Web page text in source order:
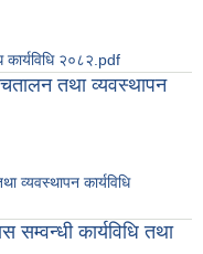
कार्यविधि २०८२.pdf
तथा व्यवस्थापन
व्यवस्थापन कार्यविधि
सम्वन्धी कार्यविधि तथा